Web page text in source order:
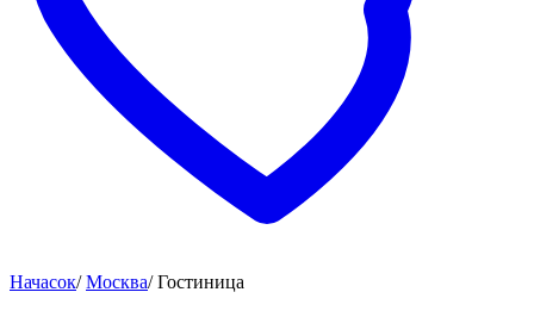
Начасок/ Москва/ Гостиница